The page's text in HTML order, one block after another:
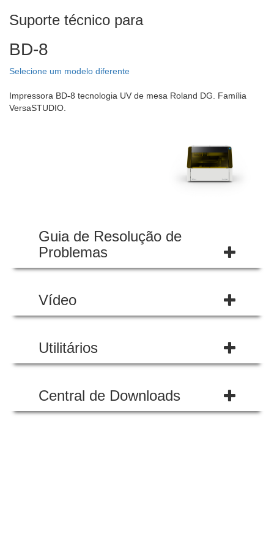
Suporte técnico para
BD-8
Selecione um modelo diferente
Impressora BD-8 tecnologia UV de mesa Roland DG. Família
VersaSTUDIO.
Guia de Resolução de
Problemas
Vídeo
Utilitários
Central de Downloads